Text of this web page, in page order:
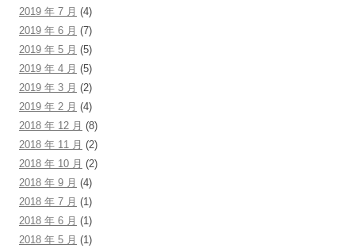
2019 年 7 月 (4)
2019 年 6 月 (7)
2019 年 5 月 (5)
2019 年 4 月 (5)
2019 年 3 月 (2)
2019 年 2 月 (4)
2018 年 12 月 (8)
2018 年 11 月 (2)
2018 年 10 月 (2)
2018 年 9 月 (4)
2018 年 7 月 (1)
2018 年 6 月 (1)
2018 年 5 月 (1)